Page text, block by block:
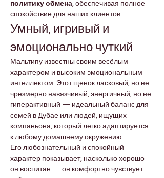
политику обмена, обеспечивая полное
спокойствие для наших клиентов.
Умный, игривый и
эмоционально чуткий
Мальтипу известны своим весёлым
характером и высоким эмоциональным
интеллектом. Этот щенок ласковый, но не
чрезмерно навязчивый, энергичный, но не
гиперактивный — идеальный баланс для
семей в Дубае или людей, ищущих
компаньона, который легко адаптируется
к любому домашнему окружению.
Его любознательный и спокойный
характер показывает, насколько хорошо
он воспитан — он комфортно чувствует